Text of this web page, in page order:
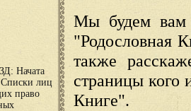
Начата
лиц
право
Мы будем вам
"Родословная
также
страницы кого
Книге".